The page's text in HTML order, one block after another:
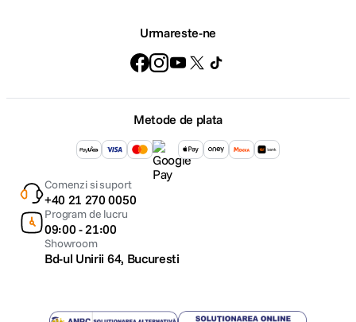
Urmareste-ne
Metode de plata
Comenzi si suport
+40 21 270 0050
Program de lucru
09:00 - 21:00
Showroom
Bd-ul Unirii 64, Bucuresti